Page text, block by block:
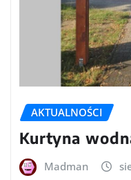
AKTUALNOŚCI
Kurtyna
Madman